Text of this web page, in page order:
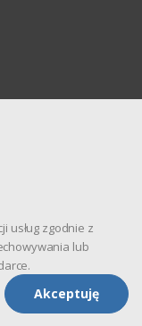
usług zgodnie z
lub
Akceptuję
CStore.pl